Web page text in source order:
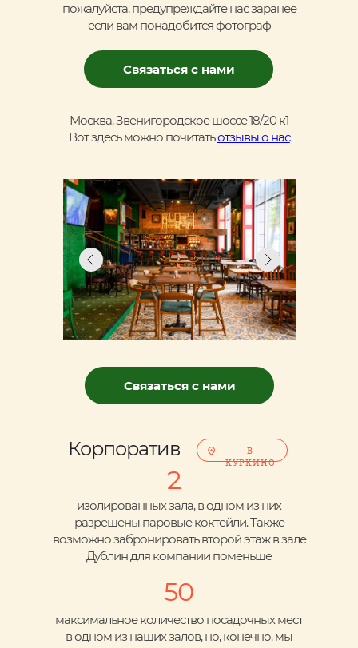
Связаться с нами
пожалуйста, предупреждайте нас заранее
если вам понадобится фотограф
Москва, Звенигородское шоссе 18/20 к1
Вот здесь можно почитатьотзывы о нас
Связаться с нами
2
изолированных зала, в одном из них
разрешены паровые коктейли. Также
возможно забронировать второй этаж в зале
Дублин для компании поменьше
50
максимальное количество посадочных мест
в одном из наших залов, но, конечно, мы
Корпоратив
В
КУРКИНО